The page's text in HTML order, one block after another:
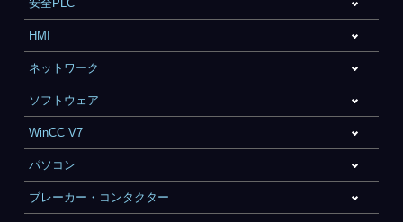
安全PLC
HMI
ネットワーク
ソフトウェア
WinCC V7
パソコン
ブレーカー・コンタクター